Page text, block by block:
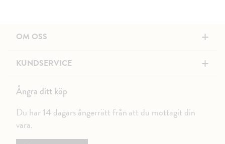
OM OSS +
KUNDSERVICE +
Ångra ditt köp
Du har 14 dagars ångerrätt från att du mottagit din
vara.